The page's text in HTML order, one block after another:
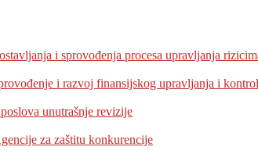
i sprovođenja procesa upravljanja
i razvoj finansijskog upravljanja i
unutrašnje revizije
za zaštitu konkurencije